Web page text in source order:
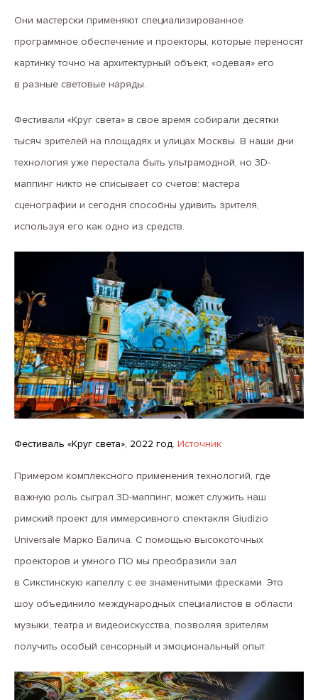
Они мастерски применяют специализированное
программное обеспечение и проекторы, которые переносят
картинку точно на архитектурный объект, «одевая» его
в разные световые наряды.
Фестивали «Круг света» в свое время собирали десятки
тысяч зрителей на площадях и улицах Москвы. В наши дни
технология уже перестала быть ультрамодной, но 3D-
маппинг никто не списывает со счетов: мастера
сценографии и сегодня способны удивить зрителя,
используя его как одно из средств.
Фестиваль «Круг света», 2022 год. Источник
Примером комплексного применения технологий, где
важную роль сыграл 3D-маппинг, может служить наш
римский проект для иммерсивного спектакля Giudizio
Universale Марко Балича. С помощью высокоточных
проекторов и умного ПО мы преобразили зал
в Сикстинскую капеллу с ее знаменитыми фресками. Это
шоу объединило международных специалистов в области
музыки, театра и видеоискусства, позволяя зрителям
получить особый сенсорный и эмоциональный опыт.